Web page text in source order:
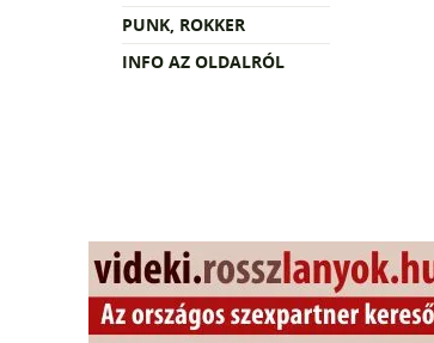
PUNK, ROKKER
INFO AZ OLDALRÓL